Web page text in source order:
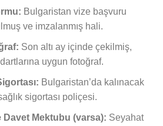
Bulgaristan vize başvuru
ve imzalanmış hali.
Son altı ay içinde çekilmiş,
uygun fotoğraf.
Bulgaristan’da kalınacak
sigortası poliçesi.
Davet Mektubu (varsa): Seyahat